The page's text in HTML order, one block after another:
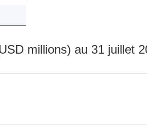
millions) au 31 juillet